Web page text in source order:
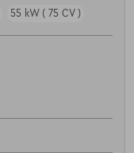
55 kW ( 75 CV )